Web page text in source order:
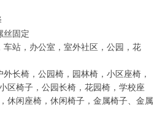
丝固定
站，办公室，室外社区，公园，花
长椅，公园椅，园林椅，小区座椅，
区椅子，公园长椅，花园椅，学校座
休闲座椅，休闲椅子，金属椅子、金属